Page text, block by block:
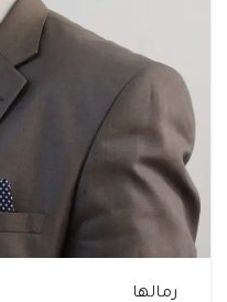
رمالها